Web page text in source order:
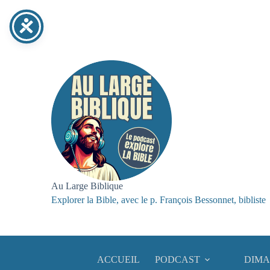
contenu
Au Large Biblique
Explorer la Bible, avec le p. François Bessonnet, bibliste
ACCUEIL PODCAST